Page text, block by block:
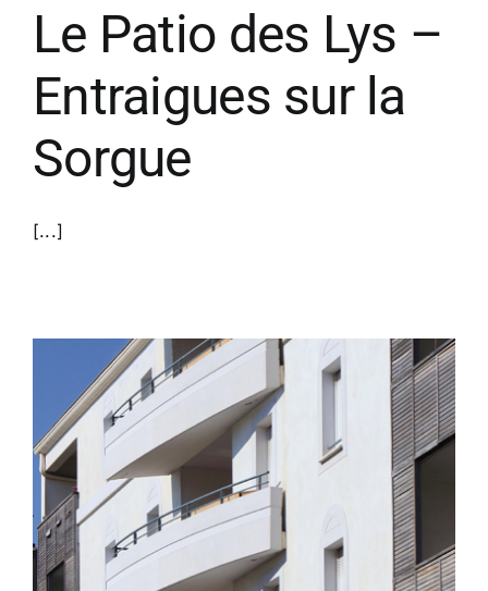
Le Patio des Lys –
Entraigues sur la
Sorgue
[...]